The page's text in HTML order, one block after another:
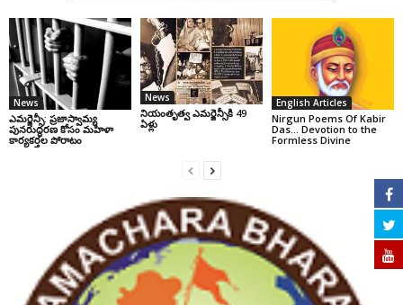
News
ఎమర్జెన్సీ: ప్రజాస్వామ్య
పునరుద్ధరణ కోసం మహిళా
కార్యకర్తల పోరాటం
News
నియంతృత్వ ఎమర్జెన్సీకి 49
ఏళ్లు
English Articles
Nirgun Poems Of Kabir
Das… Devotion to the
Formless Divine